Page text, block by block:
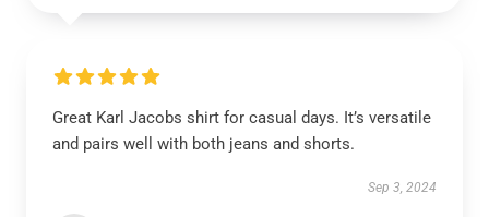
Great Karl Jacobs shirt for casual days. It’s versatile
and pairs well with both jeans and shorts.
Sep 3, 2024